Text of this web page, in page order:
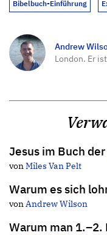
Bibelbuch-Einführung
Andrew
London. Er
Jesus im Buch der
vonMiles Van Pelt
Warum es sich
vonAndrew Wilson
Warum man 1.–2.